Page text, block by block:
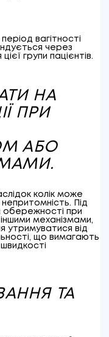
вагітності
через
групи пацієнтів.
НА
ПРИ
АБО
колік може
Під
обережності при
механізмами,
утримуватися від
що вимагають
ТА